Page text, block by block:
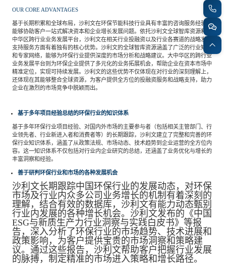
园林绿化 商业航空
OUR CORE ADVANTAGES
基于长期积累和全球布局，沙利文在环保节能科技行业具有丰富的咨询服务经验，
能够协助客户一站式解决资本和企业增长发展问题。依托沙利文全球智库资源和大
中华区跨行业业务发展平台，沙利文在相关行业投融资以及行业各赛道的战略发展
支持服务方面有着独有的核心优势。沙利文的全球智库资源涵盖了广泛的行业知识
和专家网络，能够为环保行业提供深度的市场分析和战略建议。大中华区的跨行业
业务发展平台则为环保企业提供了多元化的业务拓展机会，帮助企业在资本市场中
精准定位，实现可持续发展。沙利文的这些优势不仅体现在对行业的深刻理解上，
还体现在其能够整合全球资源，为客户提供全方位的投融资服务和战略支持，助力
企业在激烈的市场竞争中脱颖而出。
基于多年项目经验总结的环保行业的知识体系
基于多年环保行业项目经验、对国内外市场的主要参与者（包括相关主管部门、行
业领先者、行业新进入者和消费者等）的长期跟踪，沙利文建立了完整和完善的环
保行业知识体系，涵盖了从政策法规、市场动态、技术趋势到企业运营的全方位内
容。这一知识体系不仅包括对行业内企业研究的总结，还涵盖了业务优化与增长的
丰富洞察和经验。
善于研判环保行业和市场的各种发展机会
沙利文长期跟踪中国环保行业的发展动态，对环保
市场及行业内众多公司业务增长的机制有着深刻的
理解，结合有效的数据库，沙利文有能力动态甄别
行业内发展的各种增长机会。 沙利文发布的《中国
ESG与新质生产力行业洞察与实践白皮书》等报
告，深入分析了环保行业的市场趋势、技术进展和
政策影响，为客户提供宝贵的市场洞察和策略建
议。通过这些报告，沙利文帮助客户把握行业发展
的脉搏，制定精准的市场进入策略和增长路径。